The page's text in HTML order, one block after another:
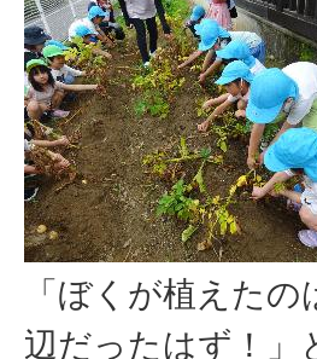
「ぼくが植えたの
辺だったはず！」